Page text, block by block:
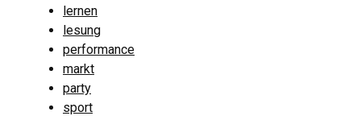
lernen
lesung
performance
markt
party
sport